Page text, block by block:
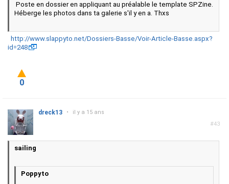
Poste en dossier en appliquant au préalable le template SPZine.
Héberge les photos dans ta galerie s'il y en a. Thxs
http://www.slappyto.net/Dossiers-Basse/Voir-Article-Basse.aspx?
id=248
0
#43
dreck13 • il y a 15 ans
sailing
Poppyto